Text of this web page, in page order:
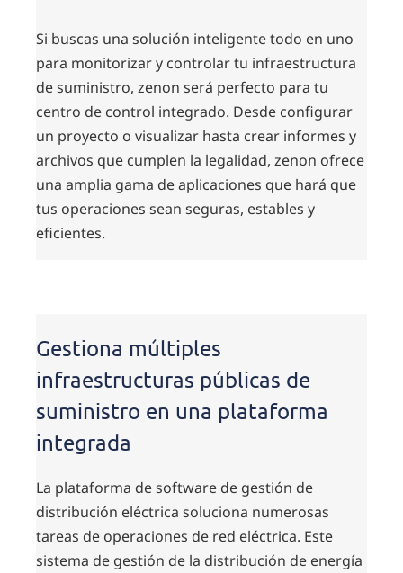
Si buscas una solución inteligente todo en uno
para monitorizar y controlar tu infraestructura
de suministro, zenon será perfecto para tu
centro de control integrado. Desde configurar
un proyecto o visualizar hasta crear informes y
archivos que cumplen la legalidad, zenon ofrece
una amplia gama de aplicaciones que hará que
tus operaciones sean seguras, estables y
eficientes.
Gestiona múltiples
infraestructuras públicas de
suministro en una plataforma
integrada
La plataforma de software de gestión de
distribución eléctrica soluciona numerosas
tareas de operaciones de red eléctrica. Este
sistema de gestión de la distribución de energía